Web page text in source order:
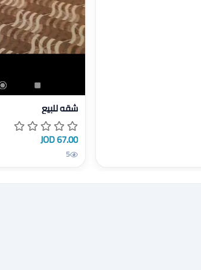
عرض تفاصيل شقه للبيع
شقه للبيع
67.00 JOD
5